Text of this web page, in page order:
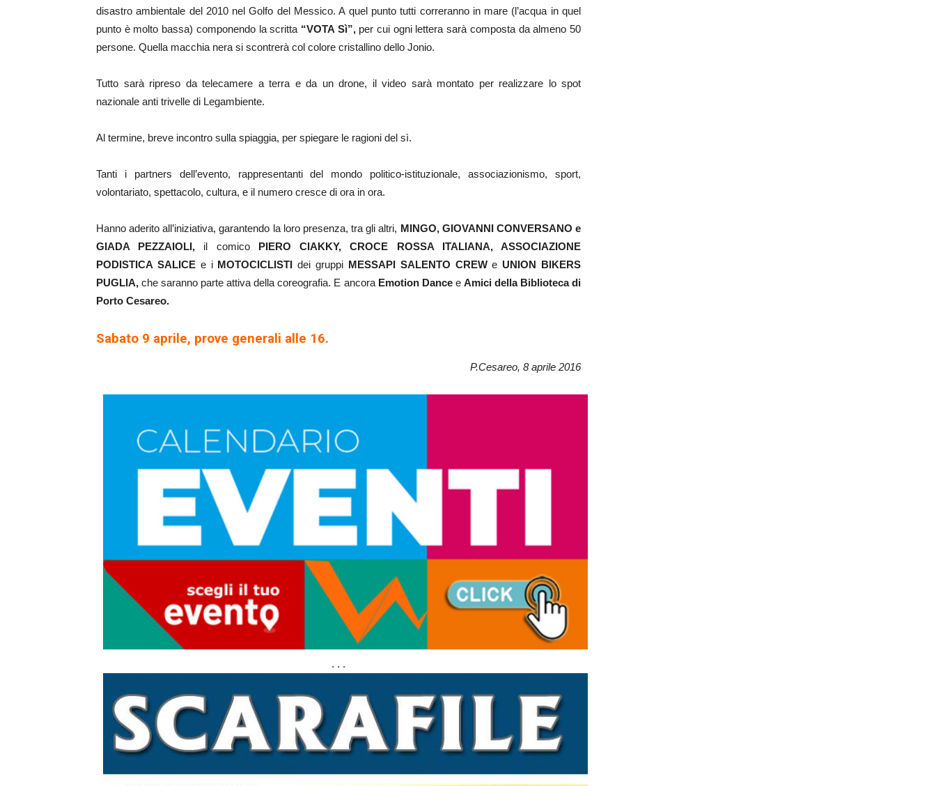
disastro ambientale del 2010 nel Golfo del Messico. A quel punto tutti correranno in mare (l’acqua in quel
punto è molto bassa) componendo la scritta “VOTA Sì”,per cui ogni lettera sarà composta da almeno 50
persone. Quella macchia nera si scontrerà col colore cristallino dello Jonio.
Tutto sarà ripreso da telecamere a terra e da un drone, il video sarà montato per realizzare lo spot
nazionale anti trivelle di Legambiente.
Al termine, breve incontro sulla spiaggia, per spiegare le ragioni del sì.
Tanti i partners dell’evento, rappresentanti del mondo politico-istituzionale, associazionismo, sport,
volontariato, spettacolo, cultura, e il numero cresce di ora in ora.
Hanno aderito all’iniziativa, garantendo la loro presenza, tra gli altri, MINGO, GIOVANNI CONVERSANO e
GIADA PEZZAIOLI, il comico PIERO CIAKKY, CROCE ROSSA ITALIANA, ASSOCIAZIONE
PODISTICA SALICEe i MOTOCICLISTI dei gruppi MESSAPI SALENTO CREWe UNION BIKERS
PUGLIA, che saranno parte attiva della coreografia. E ancora Emotion Dancee Amici della Biblioteca di
Porto Cesareo.
Sabato 9 aprile, prove generali alle 16.
P.Cesareo, 8 aprile 2016
. . .